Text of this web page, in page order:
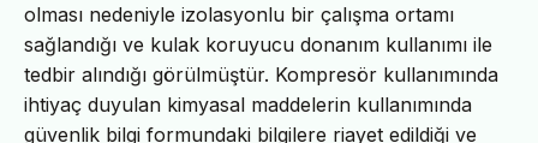
olması nedeniyle izolasyonlu bir çalışma ortamı
sağlandığı ve kulak koruyucu donanım kullanımı ile
tedbir alındığı görülmüştür. Kompresör kullanımında
ihtiyaç duyulan kimyasal maddelerin kullanımında
güvenlik bilgi formundaki bilgilere riayet edildiği ve